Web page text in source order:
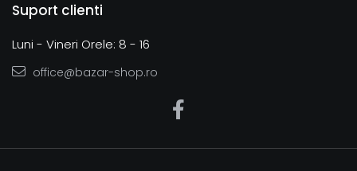
Suport clienti
Luni - Vineri Orele: 8 - 16
office@bazar-shop.ro